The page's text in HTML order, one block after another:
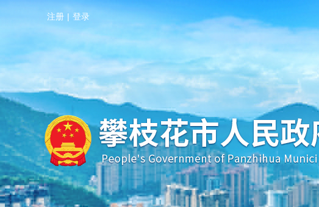
注册 | 登录